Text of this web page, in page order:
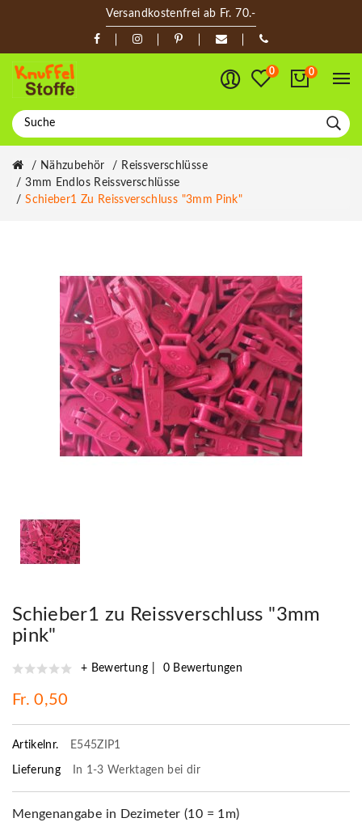
Versandkostenfrei ab Fr. 70.-
0 0
Nähzubehör
Reissverschlüsse
3mm Endlos Reissverschlüsse
Schieber1 Zu Reissverschluss "3mm Pink"
Schieber1 zu Reissverschluss "3mm
pink"
+ Bewertung 0 Bewertungen
Fr. 0,50
Artikelnr. E545ZIP1
Lieferung In 1-3 Werktagen bei dir
Mengenangabe in Dezimeter (10 = 1m)